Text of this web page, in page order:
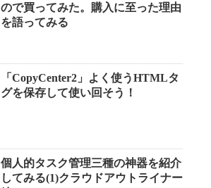
ので買ってみた。購入に至った理由
を語ってみる
「CopyCenter2」よく使うHTMLタ
グを保存して使い回そう！
個人的タスク管理三種の神器を紹介
してみる(1)クラウドアウトライナー